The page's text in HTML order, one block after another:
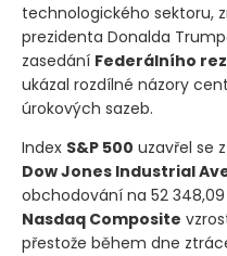
technologického sektoru,
prezidenta Donalda
zasedání Federálního
ukázal rozdílné názory
úrokových sazeb.
Index S&P 500 uzavřel se
Dow Jones Industrial
obchodování na 52
Nasdaq Composite
přestože během dne ztrácel